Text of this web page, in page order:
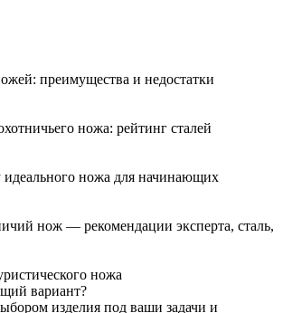
преимущества и недостатки
ножа: рейтинг сталей
ножа для начинающих
нож — рекомендации эксперта, сталь,
ножа
вариант?
изделия под ваши задачи и